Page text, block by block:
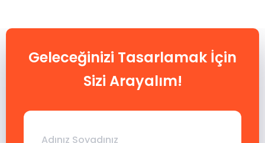
Geleceğinizi Tasarlamak İçin
Sizi Arayalım!